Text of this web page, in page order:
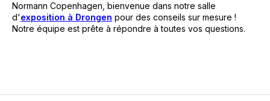
Normann Copenhagen, bienvenue dans notre salle
d'exposition à Drongen pour des conseils sur mesure !
Notre équipe est prête à répondre à toutes vos questions.